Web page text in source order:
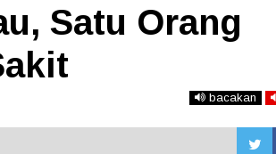
Satu Orang
bacakan